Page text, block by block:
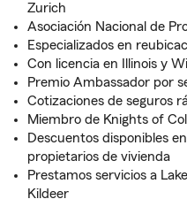
Zurich
Asociación Nacional de
Especializados en
Con licencia en Illinois y
Premio Ambassador por
Cotizaciones de seguros
Miembro de Knights of
Descuentos disponibles
propietarios de vivienda
Prestamos servicios a
Kildeer